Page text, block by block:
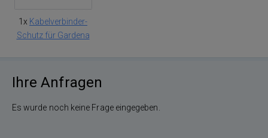
1x Kabelverbinder-
Schutz für Gardena
Ihre Anfragen
Es wurde noch keine Frage eingegeben.